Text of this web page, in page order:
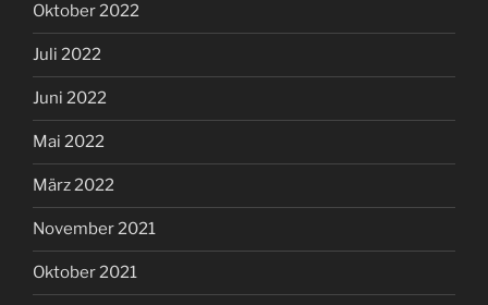
Oktober 2022
Juli 2022
Juni 2022
Mai 2022
März 2022
November 2021
Oktober 2021